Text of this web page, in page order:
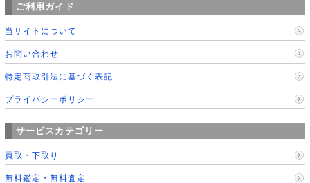
ご利用ガイド
当サイトについて
お問い合わせ
特定商取引法に基づく表記
プライバシーポリシー
サービスカテゴリー
買取・下取り
無料鑑定・無料査定